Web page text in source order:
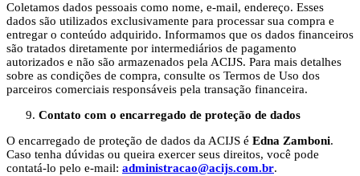
Coletamos dados pessoais como nome, e-mail, endereço. Esses
dados são utilizados exclusivamente para processar sua compra e
entregar o conteúdo adquirido. Informamos que os dados financeiros
são tratados diretamente por intermediários de pagamento
autorizados e não são armazenados pela ACIJS. Para mais detalhes
sobre as condições de compra, consulte os Termos de Uso dos
parceiros comerciais responsáveis pela transação financeira.
Contato com o encarregado de proteção de dados
O encarregado de proteção de dados da ACIJS é Edna Zamboni.
Caso tenha dúvidas ou queira exercer seus direitos, você pode
contatá-lo pelo e-mail: administracao@acijs.com.br.